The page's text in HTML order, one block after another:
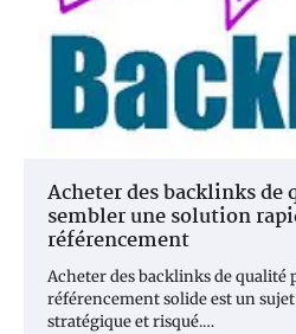
Acheter des backlinks de
sembler une solution
référencement
Acheter des backlinks de
référencement solide est un
stratégique et risqué.…